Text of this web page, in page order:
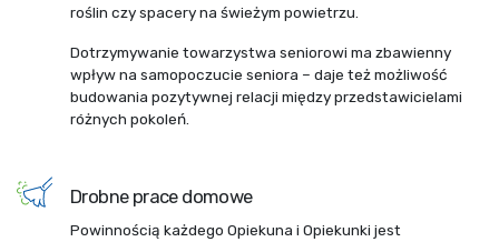
roślin czy spacery na świeżym powietrzu.
Dotrzymywanie towarzystwa seniorowi ma zbawienny
wpływ na samopoczucie seniora – daje też możliwość
budowania pozytywnej relacji między przedstawicielami
różnych pokoleń.
Drobne prace domowe
Powinnością każdego Opiekuna i Opiekunki jest